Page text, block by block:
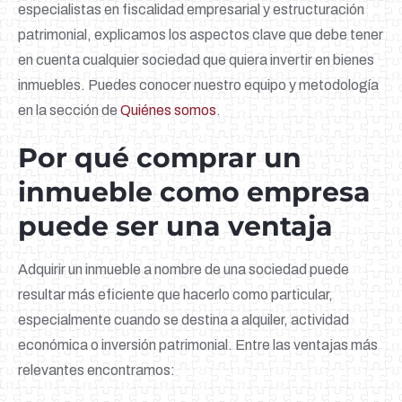
especialistas en fiscalidad empresarial y estructuración
patrimonial, explicamos los aspectos clave que debe tener
en cuenta cualquier sociedad que quiera invertir en bienes
inmuebles. Puedes conocer nuestro equipo y metodología
en la sección deQuiénes somos.
Por qué comprar un
inmueble como empresa
puede ser una ventaja
Adquirir un inmueble a nombre de una sociedad puede
resultar más eficiente que hacerlo como particular,
especialmente cuando se destina a alquiler, actividad
económica o inversión patrimonial. Entre las ventajas más
relevantes encontramos: